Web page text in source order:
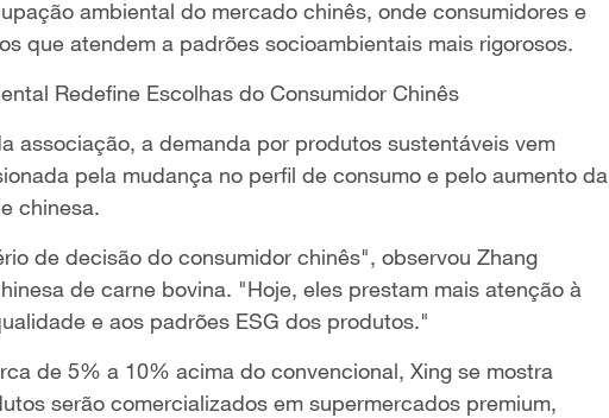
ambiental do mercado chinês, onde consumidores e
que atendem a padrões socioambientais mais rigorosos.
Redefine Escolhas do Consumidor Chinês
associação, a demanda por produtos sustentáveis vem
pela mudança no perfil de consumo e pelo aumento da
chinesa.
de decisão do consumidor chinês", observou Zhang
de carne bovina. "Hoje, eles prestam mais atenção à
e aos padrões ESG dos produtos."
de 5% a 10% acima do convencional, Xing se mostra
serão comercializados em supermercados premium,